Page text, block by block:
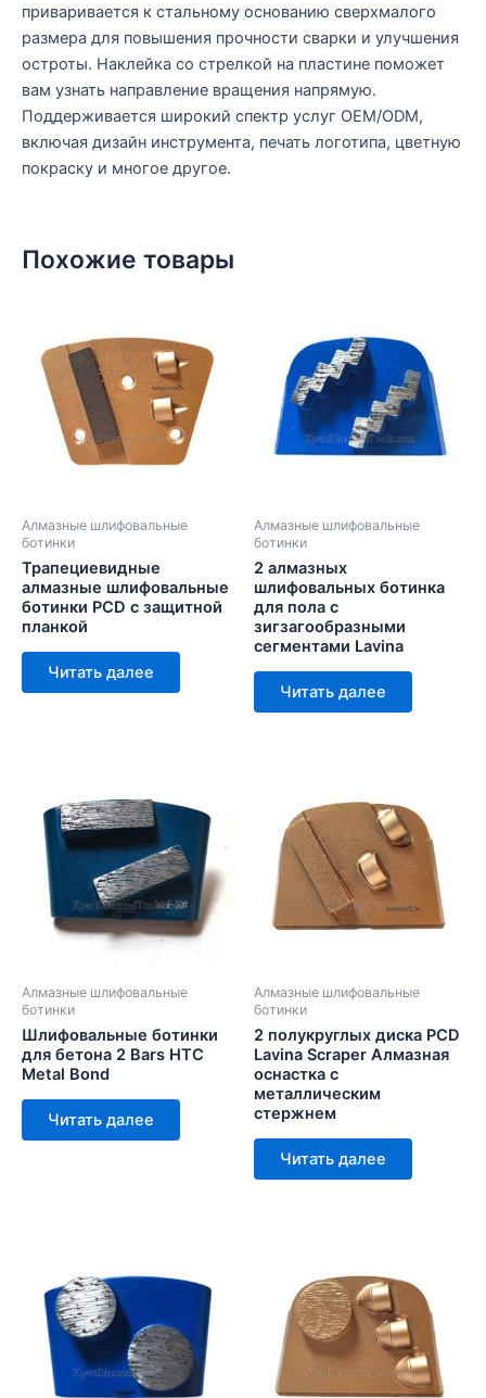
приваривается к стальному основанию сверхмалого
размера для повышения прочности сварки и улучшения
остроты. Наклейка со стрелкой на пластине поможет
вам узнать направление вращения напрямую.
Поддерживается широкий спектр услуг OEM/ODM,
включая дизайн инструмента, печать логотипа, цветную
покраску и многое другое.
Похожие товары
Алмазные шлифовальные
ботинки
Трапециевидные
алмазные шлифовальные
ботинки PCD с защитной
планкой
Читать далее
Алмазные шлифовальные
ботинки
2 алмазных
шлифовальных ботинка
для пола с
зигзагообразными
сегментами Lavina
Читать далее
Алмазные шлифовальные
ботинки
Шлифовальные ботинки
для бетона 2 Bars HTC
Metal Bond
Читать далее
Алмазные шлифовальные
ботинки
2 полукруглых диска PCD
Lavina Scraper Алмазная
оснастка с
металлическим
стержнем
Читать далее